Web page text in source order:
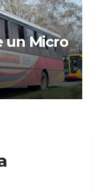
un Micro